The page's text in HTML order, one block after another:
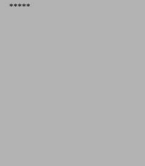
*****